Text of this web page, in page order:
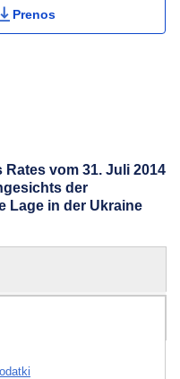
Prenos
Rates vom 31. Juli 2014
der
Lage in der Ukraine